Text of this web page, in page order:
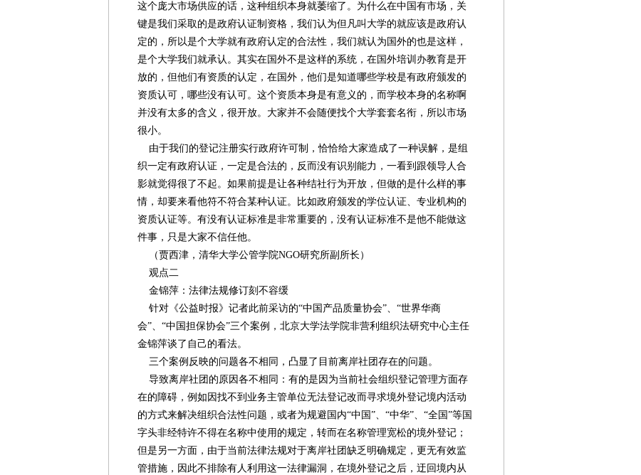
这个庞大市场供应的话，这种组织本身就萎缩了。为什么在中国有市场，关
键是我们采取的是政府认证制资格，我们认为但凡叫大学的就应该是政府认
定的，所以是个大学就有政府认定的合法性，我们就认为国外的也是这样，
是个大学我们就承认。其实在国外不是这样的系统，在国外培训办教育是开
放的，但他们有资质的认定，在国外，他们是知道哪些学校是有政府颁发的
资质认可，哪些没有认可。这个资质本身是有意义的，而学校本身的名称啊
并没有太多的含义，很开放。大家并不会随便找个大学套套名衔，所以市场
很小。
由于我们的登记注册实行政府许可制，恰恰给大家造成了一种误解，是组
织一定有政府认证，一定是合法的，反而没有识别能力，一看到跟领导人合
影就觉得很了不起。如果前提是让各种结社行为开放，但做的是什么样的事
情，却要来看他符不符合某种认证。比如政府颁发的学位认证、专业机构的
资质认证等。有没有认证标准是非常重要的，没有认证标准不是他不能做这
件事，只是大家不信任他。
（贾西津，清华大学公管学院NGO研究所副所长）
观点二
金锦萍：法律法规修订刻不容缓
针对《公益时报》记者此前采访的“中国产品质量协会”、“世界华商
会”、“中国担保协会”三个案例，北京大学法学院非营利组织法研究中心主任
金锦萍谈了自己的看法。
三个案例反映的问题各不相同，凸显了目前离岸社团存在的问题。
导致离岸社团的原因各不相同：有的是因为当前社会组织登记管理方面存
在的障碍，例如因找不到业务主管单位无法登记改而寻求境外登记境内活动
的方式来解决组织合法性问题，或者为规避国内“中国”、“中华”、“全国”等国
字头非经特许不得在名称中使用的规定，转而在名称管理宽松的境外登记；
但是另一方面，由于当前法律法规对于离岸社团缺乏明确规定，更无有效监
管措施，因此不排除有人利用这一法律漏洞，在境外登记之后，迂回境内从